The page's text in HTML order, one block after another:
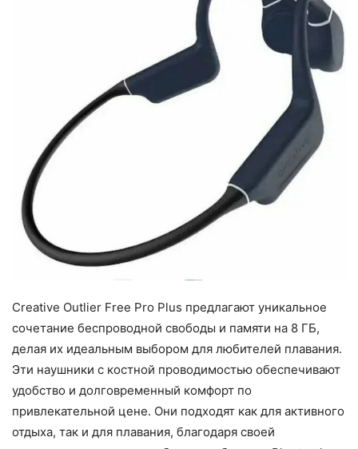
Creative Outlier Free Pro Plus предлагают уникальное
сочетание беспроводной свободы и памяти на 8 ГБ,
делая их идеальным выбором для любителей плавания.
Эти наушники с костной проводимостью обеспечивают
удобство и долговременный комфорт по
привлекательной цене. Они подходят как для активного
отдыха, так и для плавания, благодаря своей